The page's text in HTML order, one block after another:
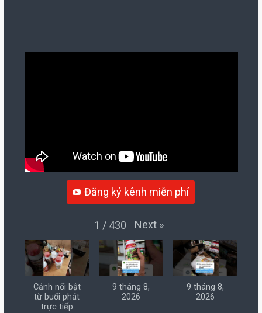
Đăng ký kênh miễn phí
1 / 430 Next »
Cảnh nổi bật
từ buổi phát
trực tiếp
9 tháng 8,
2026
9 tháng 8,
2026